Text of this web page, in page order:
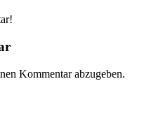
Kommentar abzugeben.